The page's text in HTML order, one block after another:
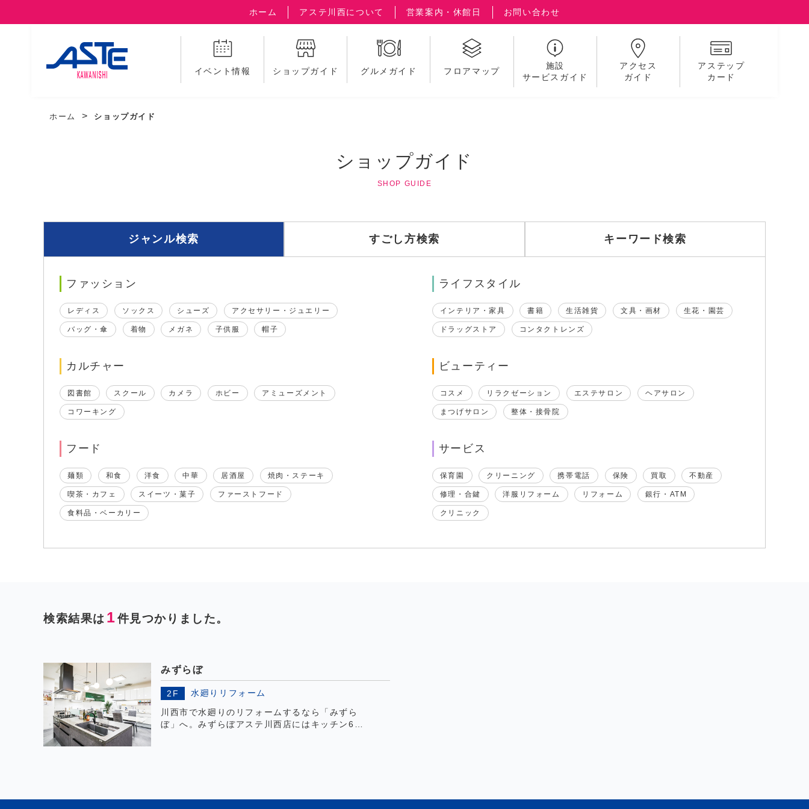
ホーム アステ川西について 営業案内・休館日 お問い合わせ
イベント情報 ショップガイド グルメガイド フロアマップ
施設
サービスガイド
アクセス
ガイド
アステップ
カード
ホーム ショップガイド
ショップガイド
SHOP GUIDE
ジャンル検索 すごし方検索 キーワード検索
ファッション
レディス ソックス シューズ アクセサリー・ジュエリー
バッグ・傘 着物 メガネ 子供服 帽子
ライフスタイル
インテリア・家具 書籍 生活雑貨 文具・画材 生花・園芸
ドラッグストア コンタクトレンズ
カルチャー
図書館 スクール カメラ ホビー アミューズメント
コワーキング
ビューティー
コスメ リラクゼーション エステサロン ヘアサロン
まつげサロン 整体・接骨院
フード
麺類 和食 洋食 中華 居酒屋 焼肉・ステーキ
喫茶・カフェ スイーツ・菓子 ファーストフード
食料品・ベーカリー
サービス
保育園 クリーニング 携帯電話 保険 買取 不動産
修理・合鍵 洋服リフォーム リフォーム 銀行・ATM
クリニック
検索結果は 1件見つかりました。
みずらぼ
2F
水廻りリフォーム
川西市で水廻りのリフォームするなら「みずら
ぼ」へ。みずらぼアステ川西店にはキッチン6